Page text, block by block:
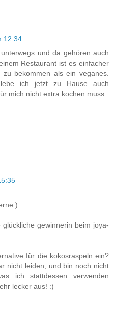
12:34
und da gehören auch
Restaurant ist es einfacher
bekommen als ein veganes.
ich jetzt zu Hause auch
mich nicht extra kochen muss.
gewinnerin beim joya-
für die kokosraspeln ein?
nicht leiden, und bin noch nicht
ich stattdessen verwenden
lecker aus! :)